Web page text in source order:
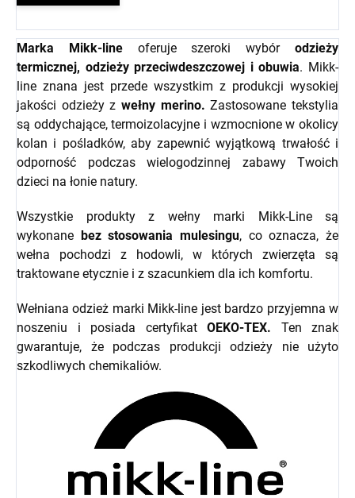
Marka Mikk-lineoferuje szeroki wybórodzieży
termicznej, odzieży przeciwdeszczowej i obuwia. Mikk-
line znana jest przede wszystkim z produkcji wysokiej
jakości odzieży z wełny merino. Zastosowane tekstylia
są oddychające, termoizolacyjne i wzmocnione w okolicy
kolan i pośladków, aby zapewnić wyjątkową trwałość i
odporność podczas wielogodzinnej zabawy Twoich
dzieci na łonie natury.
Wszystkie produkty z wełny marki Mikk-Line są
wykonane
bez stosowania mulesingu, co oznacza, że
wełna pochodzi z hodowli, w których zwierzęta są
traktowane etycznie i z szacunkiem dla ich komfortu.
Wełniana odzież marki Mikk-line jest bardzo przyjemna w
noszeniu i posiada certyfikat OEKO-TEX. Ten znak
gwarantuje, że podczas produkcji odzieży nie użyto
szkodliwych chemikaliów.